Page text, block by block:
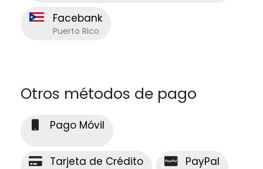
Facebank
Puerto Rico
Otros métodos de pago
Pago Móvil
Tarjeta de Crédito PayPal